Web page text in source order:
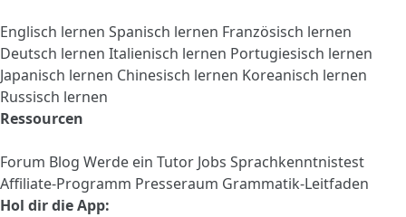
Englisch lernen Spanisch lernen Französisch lernen
Deutsch lernen Italienisch lernen Portugiesisch lernen
Japanisch lernen Chinesisch lernen Koreanisch lernen
Russisch lernen
Ressourcen
Forum Blog Werde ein Tutor Jobs Sprachkenntnistest
Affiliate-Programm Presseraum Grammatik-Leitfaden
Hol dir die App: